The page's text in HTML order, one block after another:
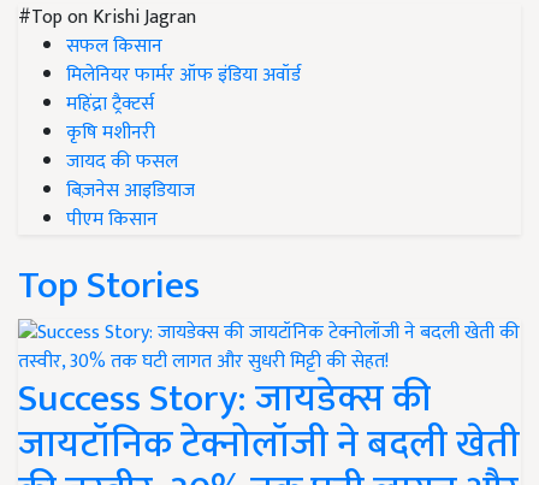
#Top on Krishi Jagran
सफल किसान
मिलेनियर फार्मर ऑफ इंडिया अवॉर्ड
महिंद्रा ट्रैक्टर्स
कृषि मशीनरी
जायद की फसल
बिज़नेस आइडियाज
पीएम किसान
Top Stories
Success Story: जायडेक्स की
जायटॉनिक टेक्नोलॉजी ने बदली खेती